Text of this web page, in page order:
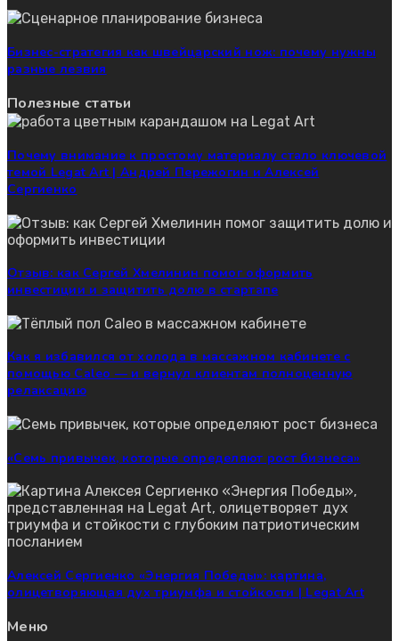
Бизнес-стратегия как швейцарский нож: почему нужны
разные лезвия
Полезные статьи
Почему внимание к простому материалу стало ключевой
темой Legat Art | Андрей Пережогин и Алексей
Сергиенко
Отзыв: как Сергей Хмелинин помог оформить
инвестиции и защитить долю в стартапе
Как я избавился от холода в массажном кабинете с
помощью Caleo — и вернул клиентам полноценную
релаксацию
«Семь привычек, которые определяют рост бизнеса»
Алексей Сергиенко «Энергия Победы»: картина,
олицетворяющая дух триумфа и стойкости | Legat Art
Меню